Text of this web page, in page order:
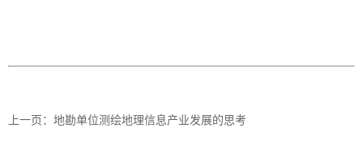
上一页： 地勘单位测绘地理信息产业发展的思考